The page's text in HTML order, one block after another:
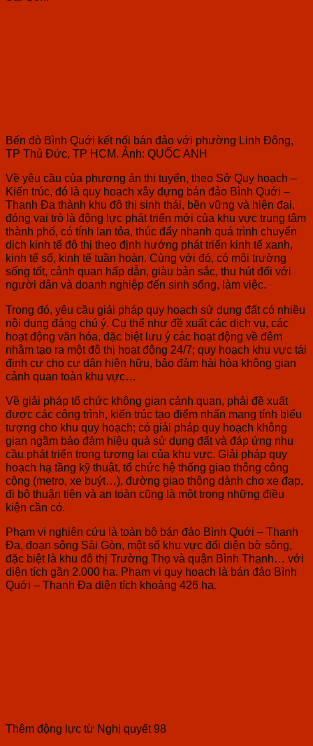
Bến đò Bình Quới kết nối bán đảo với phường Linh Đông,
TP Thủ Đức, TP HCM. Ảnh: QUỐC ANH
Về yêu cầu của phương án thi tuyển, theo Sở Quy hoạch –
Kiến trúc, đó là quy hoạch xây dựng bán đảo Bình Quới –
Thanh Đa thành khu đô thị sinh thái, bền vững và hiện đại,
đóng vai trò là động lực phát triển mới của khu vực trung tâm
thành phố, có tính lan tỏa, thúc đẩy nhanh quá trình chuyển
dịch kinh tế đô thị theo định hướng phát triển kinh tế xanh,
kinh tế số, kinh tế tuần hoàn. Cùng với đó, có môi trường
sống tốt, cảnh quan hấp dẫn, giàu bản sắc, thu hút đối với
người dân và doanh nghiệp đến sinh sống, làm việc.
Trong đó, yêu cầu giải pháp quy hoạch sử dụng đất có nhiều
nội dung đáng chú ý. Cụ thể như đề xuất các dịch vụ, các
hoạt động văn hóa, đặc biệt lưu ý các hoạt động về đêm
nhằm tạo ra một đô thị hoạt động 24/7; quy hoạch khu vực tái
định cư cho cư dân hiện hữu, bảo đảm hài hòa không gian
cảnh quan toàn khu vực…
Về giải pháp tổ chức không gian cảnh quan, phải đề xuất
được các công trình, kiến trúc tạo điểm nhấn mang tính biểu
tượng cho khu quy hoạch; có giải pháp quy hoạch không
gian ngầm bảo đảm hiệu quả sử dụng đất và đáp ứng nhu
cầu phát triển trong tương lai của khu vực. Giải pháp quy
hoạch hạ tầng kỹ thuật, tổ chức hệ thống giao thông công
cộng (metro, xe buýt…), đường giao thông dành cho xe đạp,
đi bộ thuận tiện và an toàn cũng là một trong những điều
kiện cần có.
Phạm vi nghiên cứu là toàn bộ bán đảo Bình Quới – Thanh
Đa, đoạn sông Sài Gòn, một số khu vực đối diện bờ sông,
đặc biệt là khu đô thị Trường Thọ và quận Bình Thạnh… với
diện tích gần 2.000 ha. Phạm vi quy hoạch là bán đảo Bình
Quới – Thanh Đa diện tích khoảng 426 ha.
Thêm động lực từ Nghị quyết 98